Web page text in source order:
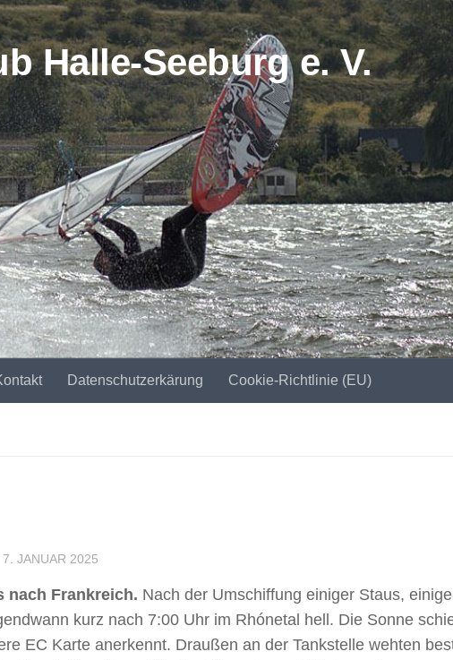
Datenschutzerkärung Cookie-Richtlinie (EU)
7. JANUAR 2025
nach Frankreich. Nach der Umschiffung einiger Staus,
kurz nach 7:00 Uhr im Rhónetal hell. Die Sonne
EC Karte anerkennt. Draußen an der Tankstelle wehten